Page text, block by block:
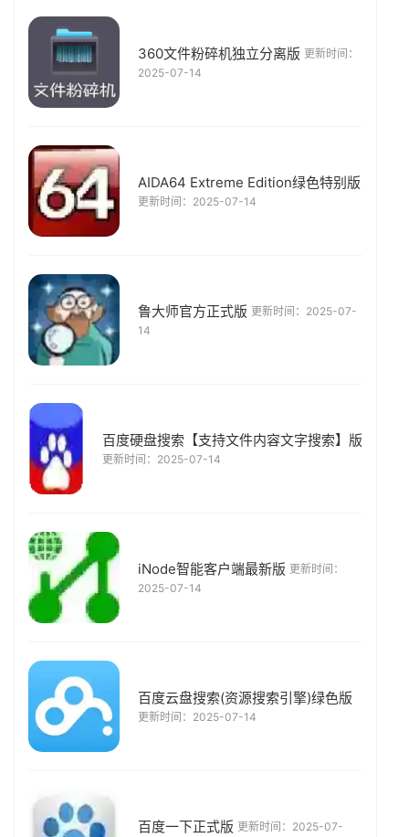
360文件粉碎机独立分离版 更新时间：
2025-07-14
AIDA64 Extreme Edition绿色特别版
更新时间：2025-07-14
鲁大师官方正式版 更新时间：2025-07-
14
百度硬盘搜索【支持文件内容文字搜索】版
更新时间：2025-07-14
iNode智能客户端最新版 更新时间：
2025-07-14
百度云盘搜索(资源搜索引擎)绿色版
更新时间：2025-07-14
百度一下正式版 更新时间：2025-07-